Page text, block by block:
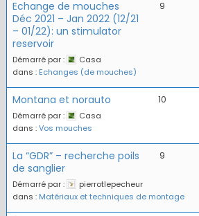
Echange de mouches
Déc 2021 – Jan 2022 (12/21
– 01/22): un stimulator
reservoir
Démarré par :
Casa
dans : Echanges (de mouches)
9
Montana et norauto
Démarré par :
Casa
dans :Vos mouches
10
La “GDR” – recherche poils
de sanglier
Démarré par :
pierrotlepecheur
dans : Matériaux et techniques de montage
9